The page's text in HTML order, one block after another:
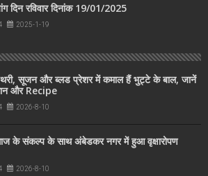
दिन रविवार दिनांक 19/01/2025
2025-1-19
सूजन और ब्लड प्रेशर में कमाल हैं भुट्टे के बाल, जानें
और Recipe
2026-8-10
के संकल्प के साथ अंबेडकर नगर में हुआ वृक्षारोपण
2026-8-10